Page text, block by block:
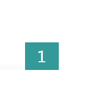
?女性也是... [详细]
?女性是白... [详细]